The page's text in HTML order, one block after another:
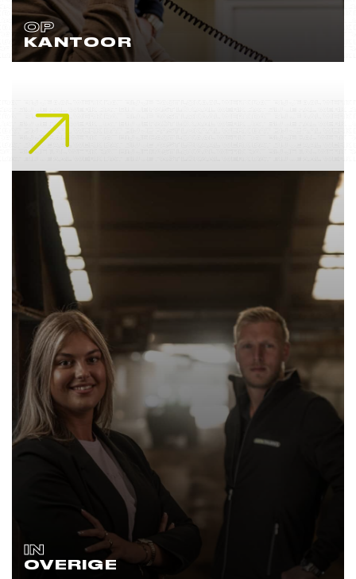
OP
KANTOOR
IN
OVERIGE